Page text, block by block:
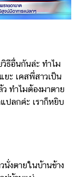
ธีอื่นกันล่ะ ทำไม
ยะ เคสพี่สาวเป็น
ทำไมต้องมาตาย
ปลกค่ะ เราก็หยิบ
นั่งตายในบ้านข้าง